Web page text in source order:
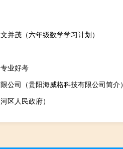
并茂（六年级数学学习计划）
业好考
公司（贵阳海威格科技有限公司简介）
区人民政府）